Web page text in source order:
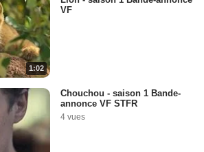
1:02
VF
Chouchou - saison 1 Bande-
annonce VF STFR
4 vues